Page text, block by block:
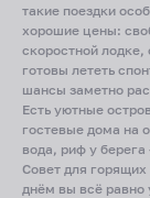
такие поездки
хорошие цены:
скоростной
готовы лететь
шансы заметно
Есть уютные
гостевые дома на
вода, риф у
Совет для
днём вы всё равно